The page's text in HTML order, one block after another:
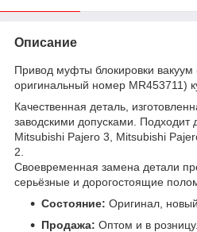
Описание
Привод муфты блокировки вакуум
оригинальный номер MR453711)
Качественная деталь,
заводскими допусками. Подходит
Mitsubishi Pajero 3, Mitsubishi
2.
Своевременная замена детали
серьёзные и дорогостоящие
Состояние: Оригинал, новый.
Продажа: Оптом и в розницу.